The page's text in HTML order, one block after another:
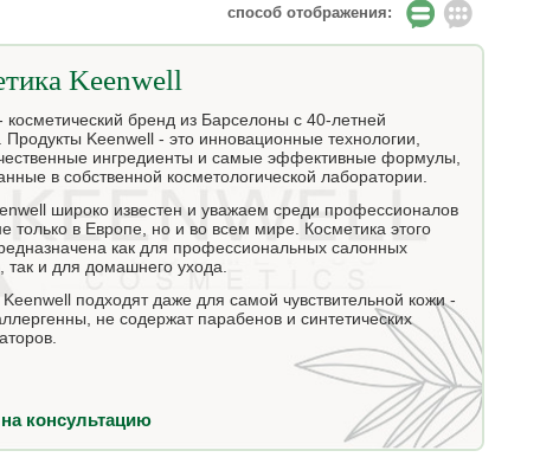
способ отображения:
Keenwell
косметический бренд из Барселоны с 40-летней
Продукты Keenwell - это инновационные технологии,
ингредиенты и самые эффективные формулы,
в собственной косметологической лаборатории.
широко известен и уважаем среди профессионалов
только в Европе, но и во всем мире. Косметика этого
как для профессиональных салонных
так и для домашнего ухода.
подходят даже для самой чувствительной кожи -
не содержат парабенов и синтетических
консультацию